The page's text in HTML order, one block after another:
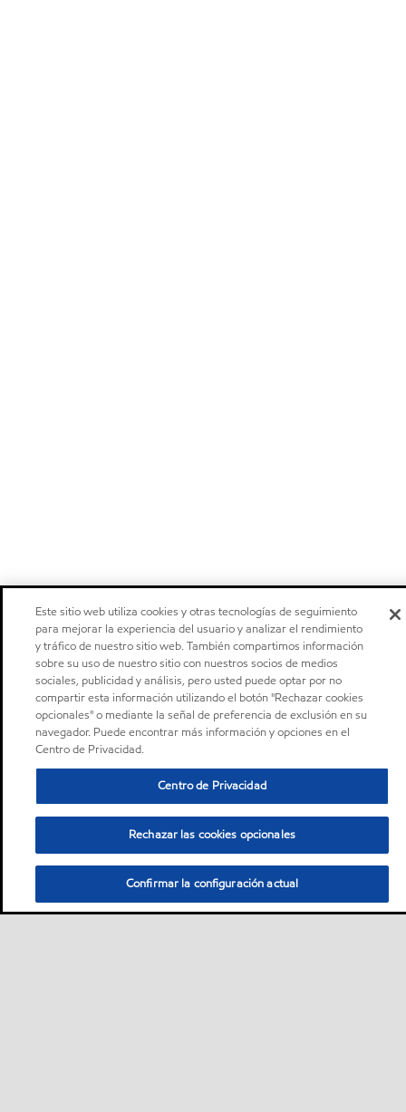
Este sitio web utiliza cookies y otras tecnologías de seguimiento
para mejorar la experiencia del usuario y analizar el rendimiento
y tráfico de nuestro sitio web. También compartimos información
sobre su uso de nuestro sitio con nuestros socios de medios
sociales, publicidad y análisis, pero usted puede optar por no
compartir esta información utilizando el botón "Rechazar cookies
opcionales" o mediante la señal de preferencia de exclusión en su
navegador. Puede encontrar más información y opciones en el
Centro de Privacidad.
Centro de Privacidad
Rechazar las cookies opcionales
Confirmar la configuración actual